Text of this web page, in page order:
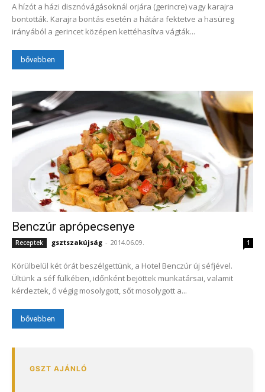
A hízót a házi disznóvágásoknál orjára (gerincre) vagy karajra
bontották. Karajra bontás esetén a hátára fektetve a hasüreg
irányából a gerincet középen kettéhasítva vágták...
bővebben
Benczúr aprópecsenye
Receptek gsztszakújság - 2014.06.09. 1
Körülbelül két órát beszélgettünk, a Hotel Benczúr új séfjével.
Ültünk a séf fülkében, időnként bejöttek munkatársai, valamit
kérdeztek, ő végig mosolygott, sőt mosolygott a...
bővebben